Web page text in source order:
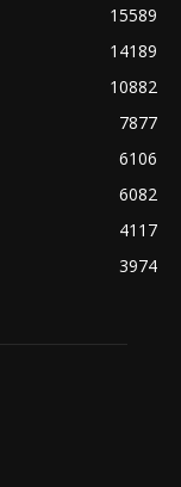
15589
14189
10882
7877
6106
6082
4117
3974